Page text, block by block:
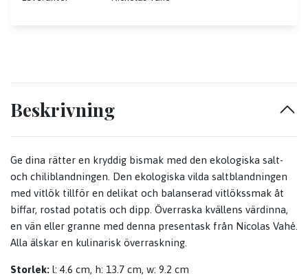
Beskrivning
Ge dina rätter en kryddig bismak med den ekologiska salt-
och chiliblandningen. Den ekologiska vilda saltblandningen
med vitlök tillför en delikat och balanserad vitlökssmak åt
biffar, rostad potatis och dipp. Överraska kvällens värdinna,
en vän eller granne med denna presentask från Nicolas Vahé.
Alla älskar en kulinarisk överraskning.
Storlek: l: 4.6 cm, h: 13.7 cm, w: 9.2 cm